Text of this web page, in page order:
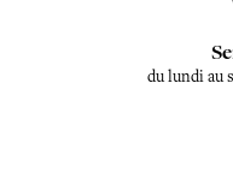
du lundi au